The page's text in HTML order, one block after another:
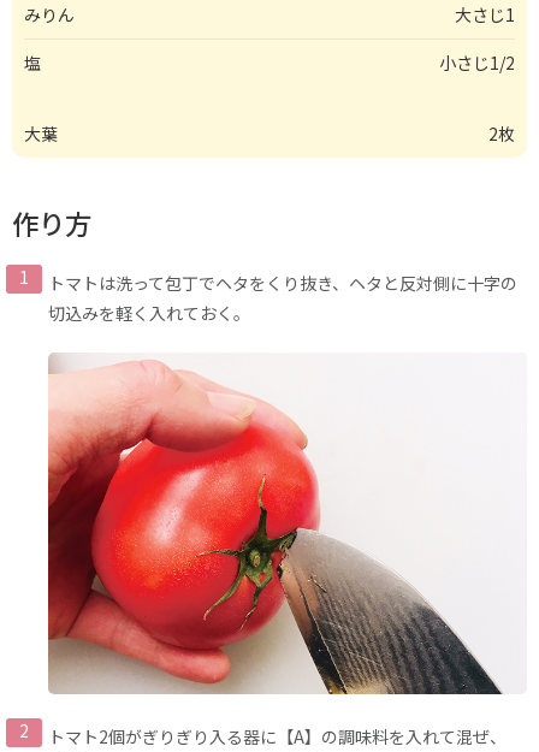
みりん
大さじ1
塩
小さじ1/2
大葉 2枚
作り方
トマトは洗って包丁でヘタをくり抜き、ヘタと反対側に十字の
切込みを軽く入れておく。
トマト2個がぎりぎり入る器に【A】の調味料を入れて混ぜ、